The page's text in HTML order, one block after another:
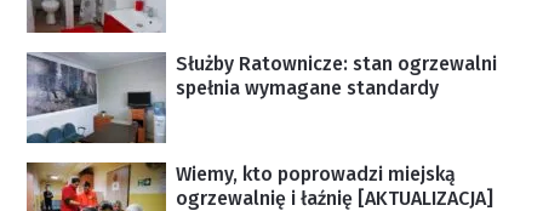
Służby Ratownicze: stan ogrzewalni
spełnia wymagane standardy
Wiemy, kto poprowadzi miejską
ogrzewalnię i łaźnię [AKTUALIZACJA]